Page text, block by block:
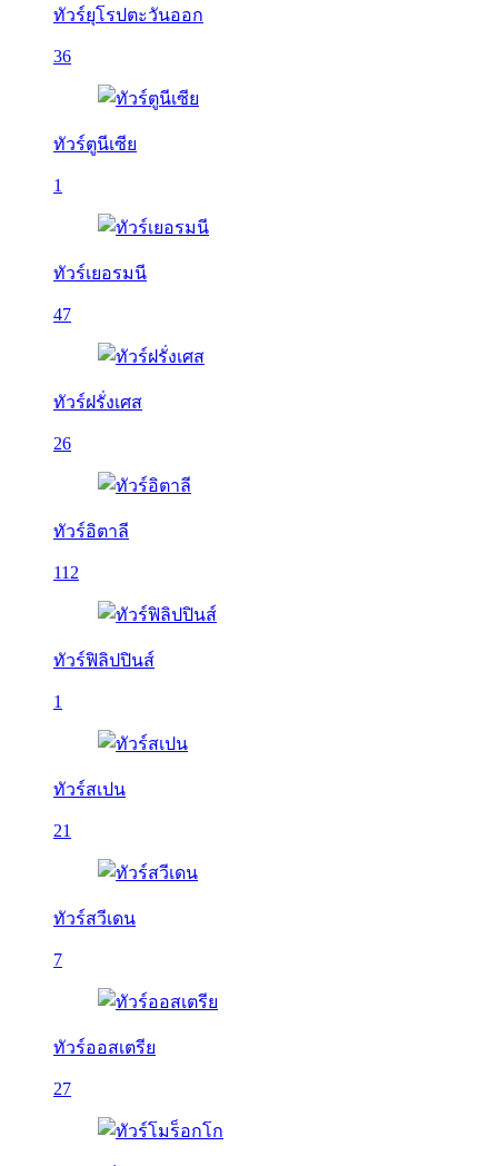
ทัวร์ยุโรปตะวันออก
36
ทัวร์ตูนีเซีย
1
ทัวร์เยอรมนี
47
ทัวร์ฝรั่งเศส
26
ทัวร์อิตาลี
112
ทัวร์ฟิลิปปินส์
1
ทัวร์สเปน
21
ทัวร์สวีเดน
7
ทัวร์ออสเตรีย
27